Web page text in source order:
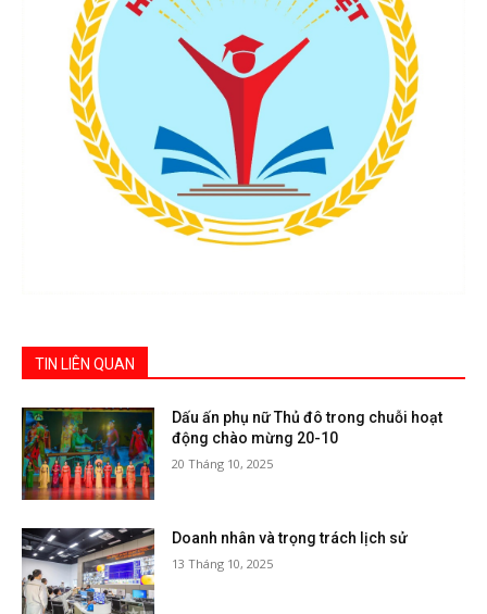
TIN LIÊN QUAN
Dấu ấn phụ nữ Thủ đô trong chuỗi hoạt
động chào mừng 20-10
20 Tháng 10, 2025
Doanh nhân và trọng trách lịch sử
13 Tháng 10, 2025